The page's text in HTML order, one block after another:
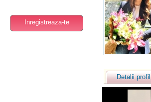
Inregistreaza-te
Detalii profil